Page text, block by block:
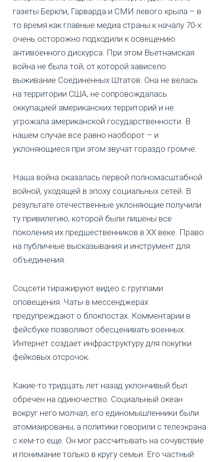
газеты Беркли, Гарварда и СМИ левого крыла – в
то время как главные медиа страны к началу 70-х
очень осторожно подходили к освещению
антивоенного дискурса. При этом Вьетнамская
война не была той, от которой зависело
выживание Соединенных Штатов. Она не велась
на территории США, не сопровождалась
оккупацией американских территорий и не
угрожала американской государственности. В
нашем случае все равно наоборот – и
уклоняющиеся при этом звучат гораздо громче.
Наша война оказалась первой полномасштабной
войной, уходящей в эпоху социальных сетей. В
результате отечественные уклоняющие получили
ту привилегию, которой были лишены все
поколения их предшественников в ХХ веке. Право
на публичные высказывания и инструмент для
объединения.
Соцсети тиражируют видео с группами
оповещения. Чаты в мессенджерах
предупреждают о блокпостах. Комментарии в
фейсбуке позволяют обесценивать военных.
Интернет создает инфраструктуру для покупки
фейковых отсрочок.
Какие-то тридцать лет назад уклончивый был
обречен на одиночество. Социальный океан
вокруг него молчал, его единомышленники были
атомизированы, а политики говорили с телеэкрана
с кем-то еще. Он мог рассчитывать на сочувствие
и понимание только в кругу семьи. Его частный